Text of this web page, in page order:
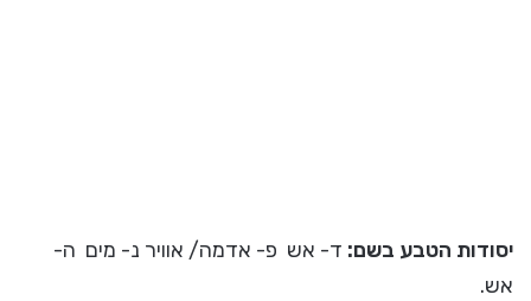
יסודות הטבע בשם: ד- אש פ- אדמה/ אוויר נ- מים ה-
אש.